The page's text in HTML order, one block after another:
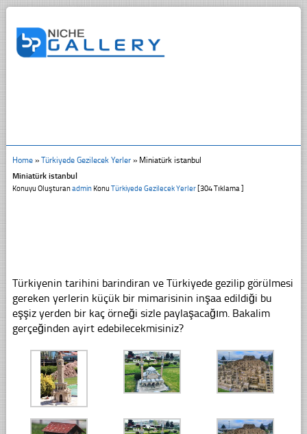
Home» Türkiyede Gezilecek Yerler» Miniatürk istanbul
Miniatürk istanbul
Konuyu OluşturanadminKonu Türkiyede Gezilecek Yerler[304 Tıklama ]
Türkiyenin tarihini barindiran ve Türkiyede gezilip görülmesi
gereken yerlerin küçük bir mimarisinin inşaa edildiği bu
eşşiz yerden bir kaç örneği sizle paylaşacağım. Bakalim
gerçeğinden ayirt edebilecekmisiniz?